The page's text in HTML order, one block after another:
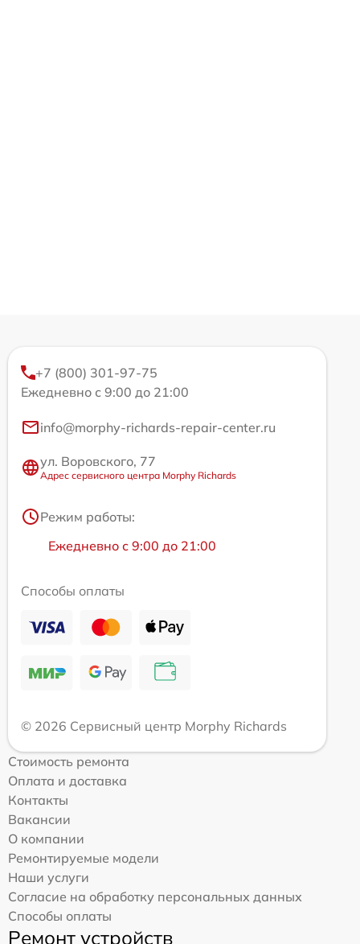
+7 (800) 301-97-75
Ежедневно с 9:00 до 21:00
info@morphy-richards-repair-center.ru
ул. Воровского, 77
Адрес сервисного центра Morphy Richards
Режим работы:
Ежедневно с 9:00 до 21:00
Способы оплаты
© 2026 Сервисный центр Morphy Richards
Стоимость ремонта
Оплата и доставка
Контакты
Вакансии
О компании
Ремонтируемые модели
Наши услуги
Согласие на обработку персональных данных
Способы оплаты
Ремонт устройств